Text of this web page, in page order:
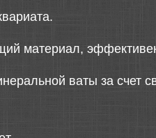
материал,
ваты за счет